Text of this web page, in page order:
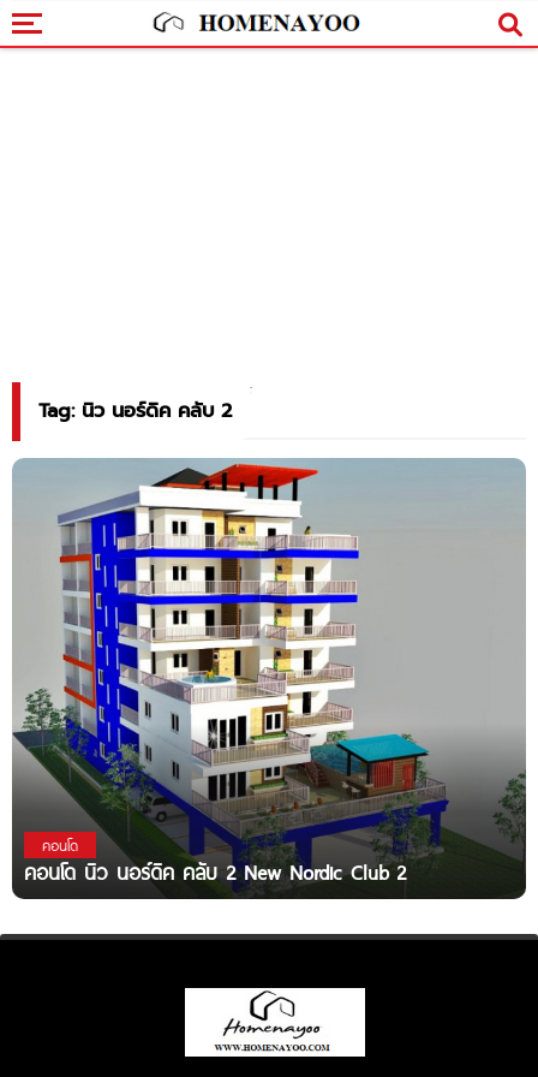
Tag: นิว นอร์ดิค คลับ 2
คอนโด
คอนโด นิว นอร์ดิค คลับ 2 New Nordic Club 2